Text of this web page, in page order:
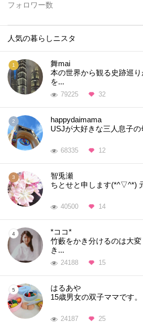
フォロワー数
人気の暮らしニスタ
舞mai
本の世界から観る史跡巡
を...
79225 32
happydaimama
USJが大好きな三人息子
68335 12
智兎瀬
ちとせと申します(*^▽^*)
40500 14
*ココ*
竹藪をかき分けるのは大
き...
24188 15
はるあや
15歳男女の双子ママです
24187 25